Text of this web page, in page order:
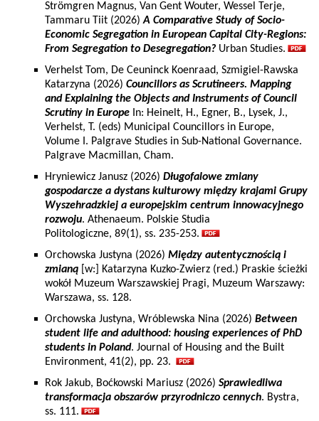
Strömgren Magnus, Van Gent Wouter, Wessel Terje,
Tammaru Tiit (2026)A Comparative Study of Socio-
Economic Segregation in European Capital City-Regions:
From Segregation to Desegregation? Urban Studies.
Verhelst Tom, De Ceuninck Koenraad, Szmigiel-Rawska
Katarzyna (2026) Councillors as Scrutineers. Mapping
and Explaining the Objects and Instruments of Council
Scrutiny in Europe In: Heinelt, H., Egner, B., Lysek, J.,
Verhelst, T. (eds) Municipal Councillors in Europe,
Volume I. Palgrave Studies in Sub-National Governance.
Palgrave Macmillan, Cham.
Hryniewicz Janusz (2026) Długofalowe zmiany
gospodarcze a dystans kulturowy między krajami Grupy
Wyszehradzkiej a europejskim centrum innowacyjnego
rozwoju. Athenaeum. Polskie Studia
Politologiczne, 89(1), ss. 235-253.
Orchowska Justyna (2026) Między autentycznością i
zmianą [w:] Katarzyna Kuzko-Zwierz (red.) Praskie ścieżki
wokół Muzeum Warszawskiej Pragi, Muzeum Warszawy:
Warszawa, ss. 128.
Orchowska Justyna, Wróblewska Nina (2026) Between
student life and adulthood: housing experiences of PhD
students in Poland. Journal of Housing and the Built
Environment, 41(2), pp. 23.
Rok Jakub, Boćkowski Mariusz (2026) Sprawiedliwa
transformacja obszarów przyrodniczo cennych. Bystra,
ss. 111.